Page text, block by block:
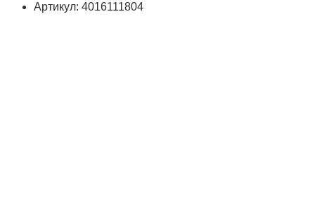
Артикул: 4016111804